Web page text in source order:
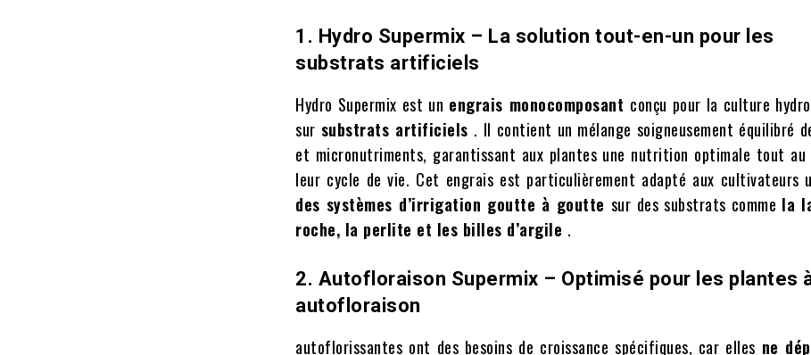
1. Hydro Supermix – La solution tout-en-un pour les
substrats artificiels
Hydro Supermix est un engrais monocomposant conçu pour la culture
sur substrats artificiels . Il contient un mélange soigneusement équilibré
et micronutriments, garantissant aux plantes une nutrition optimale tout au
leur cycle de vie. Cet engrais est particulièrement adapté aux cultivateurs
des systèmes d’irrigation goutte à goutte sur des substrats comme la
roche, la perlite et les billes d’argile .
2. Autofloraison Supermix – Optimisé pour les plantes
autofloraison
autoflorissantes ont des besoins de croissance spécifiques, car elles ne